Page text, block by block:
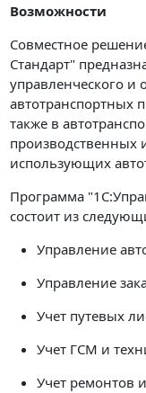
Возможности
Совместное
Стандарт"
управленческого и
автотранспортных
также в
производственных
использующих
Программа
состоит из
Управление
Управление
Учет путевых
Учет ГСМ и
Учет ремонтов